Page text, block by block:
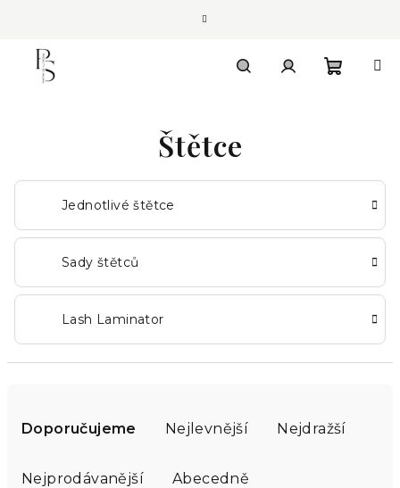
Štětce
Jednotlivé štětce
Sady štětců
Lash Laminator
Doporučujeme Nejlevnější Nejdražší
Nejprodávanější Abecedně